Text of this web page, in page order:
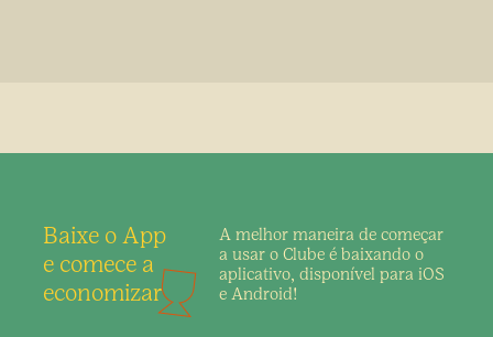
Baixe o App
e comece a
economizar
A melhor maneira de começar
a usar o Clube é baixando o
aplicativo, disponível para iOS
e Android!